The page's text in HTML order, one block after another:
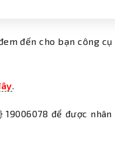
đến cho bạn công
.
19006078 để được